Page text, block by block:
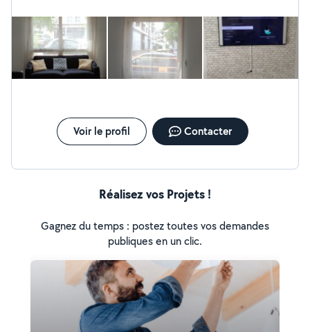
comme ceux des rubriques déménagement, transport,
plomberie..., faute d'abonnement). merci de votre
compréhension. Je suis disponible sur le 07-80-52-85-
49 pour toute autre demande. Je vous remercie
Voir le profil Contacter
Réalisez vos Projets !
Gagnez du temps : postez toutes vos demandes
publiques en un clic.